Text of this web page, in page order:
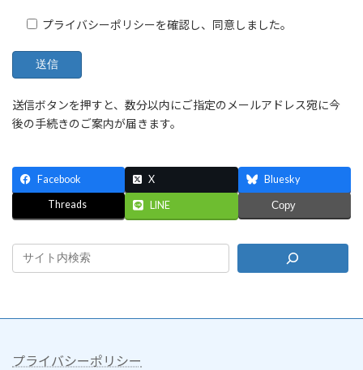
プライバシーポリシーを確認し、同意しました。
送信ボタンを押すと、数分以内にご指定のメールアドレス宛に今
後の手続きのご案内が届きます。
Facebook X Bluesky
Threads LINE Copy
プライバシーポリシー